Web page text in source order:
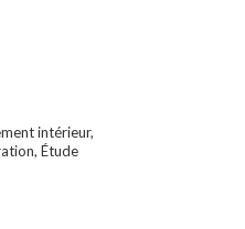
intérieur,
Étude